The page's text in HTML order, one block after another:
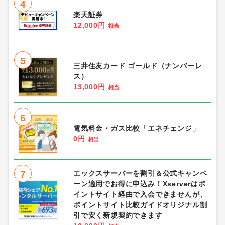
4
楽天証券
12,000円
相当
5
三井住友カード ゴールド（ナンバーレ
ス）
13,000円
相当
6
電気料金・ガス比較「エネチェンジ」
0円
相当
7
エックスサーバーを割引＆公式キャンペ
ーン適用でお得に申込み！Xserverはポ
イントサイト経由で入会できませんが、
ポイントサイト比較ガイドオリジナル割
引で安く新規契約できます